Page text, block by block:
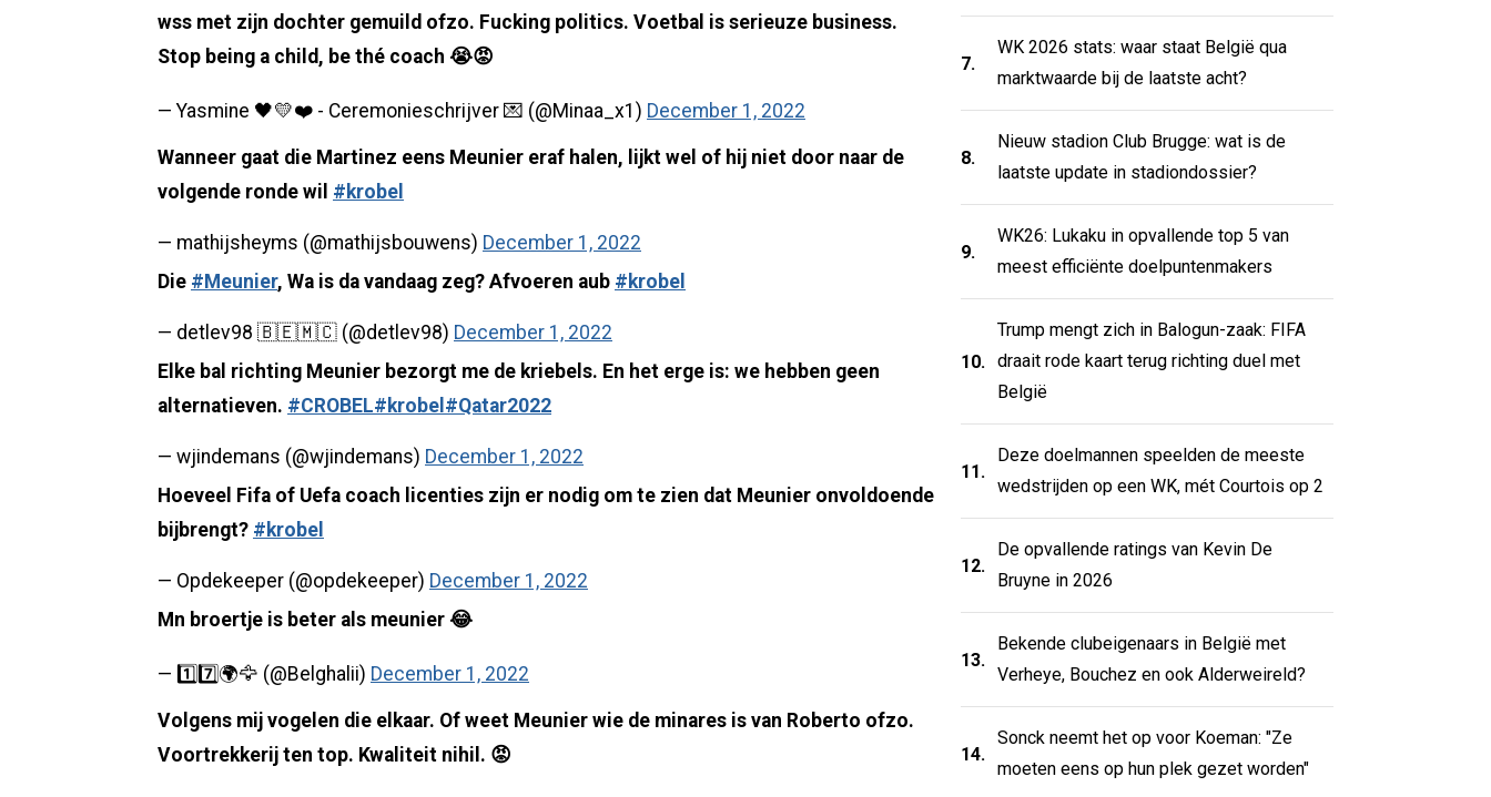
wss met zijn dochter gemuild ofzo. Fucking politics. Voetbal is serieuze business.
Stop being a child, be thé coach 😭😡
— Yasmine 🖤💛❤️ - Ceremonieschrijver 💌 (@Minaa_x1) December 1, 2022
Wanneer gaat die Martinez eens Meunier eraf halen, lijkt wel of hij niet door naar de
volgende ronde wil #krobel
— mathijsheyms (@mathijsbouwens) December 1, 2022
Die #Meunier, Wa is da vandaag zeg? Afvoeren aub #krobel
— detlev98 🇧🇪🇲🇨 (@detlev98) December 1, 2022
Elke bal richting Meunier bezorgt me de kriebels. En het erge is: we hebben geen
alternatieven. #CROBEL#krobel #Qatar2022
— wjindemans (@wjindemans) December 1, 2022
Hoeveel Fifa of Uefa coach licenties zijn er nodig om te zien dat Meunier onvoldoende
bijbrengt? #krobel
— Opdekeeper (@opdekeeper) December 1, 2022
Mn broertje is beter als meunier 😂
— 1️⃣7️⃣🌍🦅 (@Belghalii) December 1, 2022
Volgens mij vogelen die elkaar. Of weet Meunier wie de minares is van Roberto ofzo.
Voortrekkerij ten top. Kwaliteit nihil. 😡
7.
WK 2026 stats: waar staat België qua
marktwaarde bij de laatste acht?
8.
Nieuw stadion Club Brugge: wat is de
laatste update in stadiondossier?
9.
WK26: Lukaku in opvallende top 5 van
meest efficiënte doelpuntenmakers
10.
Trump mengt zich in Balogun-zaak: FIFA
draait rode kaart terug richting duel met
België
11.
Deze doelmannen speelden de meeste
wedstrijden op een WK, mét Courtois op 2
12.
De opvallende ratings van Kevin De
Bruyne in 2026
13.
Bekende clubeigenaars in België met
Verheye, Bouchez en ook Alderweireld?
14.
Sonck neemt het op voor Koeman: "Ze
moeten eens op hun plek gezet worden"